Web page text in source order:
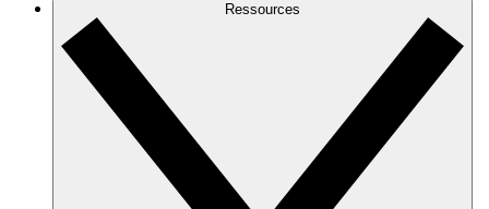
Ressources